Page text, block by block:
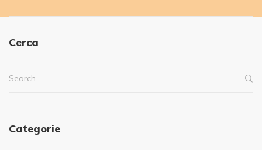
Cerca
Categorie